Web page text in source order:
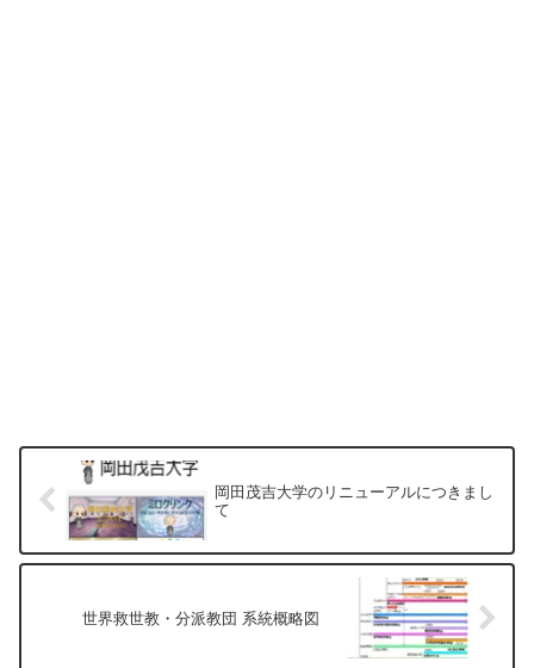
岡田茂吉大学のリニューアルにつきまし
て
世界救世教・分派教団 系統概略図